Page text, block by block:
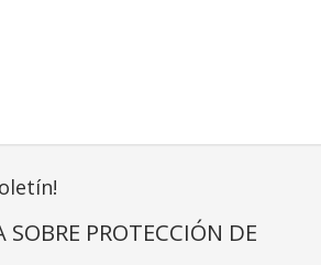
PROTECCIÓN DE